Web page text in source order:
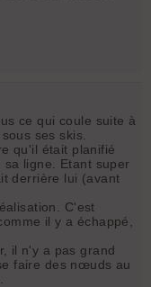
ce qui coule suite à
ses skis.
qu'il était planifié
ligne. Etant super
derrière lui (avant
C'est
il y a échappé,
il n'y a pas grand
faire des nœuds au